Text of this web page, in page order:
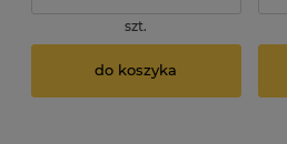
szt.
do koszyka